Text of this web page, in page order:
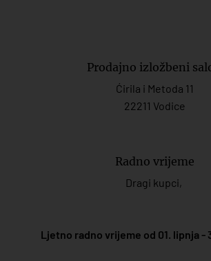
Prodajno izložbeni
Ćirila i Metoda 11
22211 Vodice
Radno vrijeme
Dragi kupci,
Ljetno radno vrijeme od 01. lipnja -